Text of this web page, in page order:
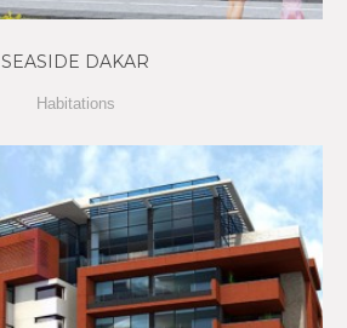
SEASIDE DAKAR
Habitations